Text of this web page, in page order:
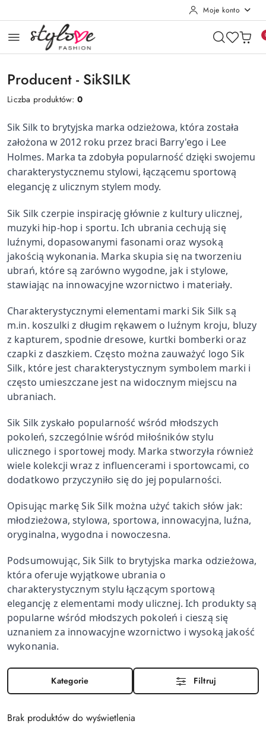
Moje konto
Producent - SikSILK
Liczba produktów:0
Sik Silk to brytyjska marka odzieżowa, która została
założona w 2012 roku przez braci Barry'ego i Lee
Holmes. Marka ta zdobyła popularność dzięki swojemu
charakterystycznemu stylowi, łączącemu sportową
elegancję z ulicznym stylem mody.
Sik Silk czerpie inspirację głównie z kultury ulicznej,
muzyki hip-hop i sportu. Ich ubrania cechują się
luźnymi, dopasowanymi fasonami oraz wysoką
jakością wykonania. Marka skupia się na tworzeniu
ubrań, które są zarówno wygodne, jak i stylowe,
stawiając na innowacyjne wzornictwo i materiały.
Charakterystycznymi elementami marki Sik Silk są
m.in. koszulki z długim rękawem o luźnym kroju, bluzy
z kapturem, spodnie dresowe, kurtki bomberki oraz
czapki z daszkiem. Często można zauważyć logo Sik
Silk, które jest charakterystycznym symbolem marki i
często umieszczane jest na widocznym miejscu na
ubraniach.
Sik Silk zyskało popularność wśród młodszych
pokoleń, szczególnie wśród miłośników stylu
ulicznego i sportowej mody. Marka stworzyła również
wiele kolekcji wraz z influencerami i sportowcami, co
dodatkowo przyczyniło się do jej popularności.
Opisując markę Sik Silk można użyć takich słów jak:
młodzieżowa, stylowa, sportowa, innowacyjna, luźna,
oryginalna, wygodna i nowoczesna.
Podsumowując, Sik Silk to brytyjska marka odzieżowa,
która oferuje wyjątkowe ubrania o
charakterystycznym stylu łączącym sportową
elegancję z elementami mody ulicznej. Ich produkty są
popularne wśród młodszych pokoleń i cieszą się
uznaniem za innowacyjne wzornictwo i wysoką jakość
wykonania.
Kategorie Filtruj
Brak produktów do wyświetlenia